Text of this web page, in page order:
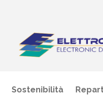
Sostenibilità